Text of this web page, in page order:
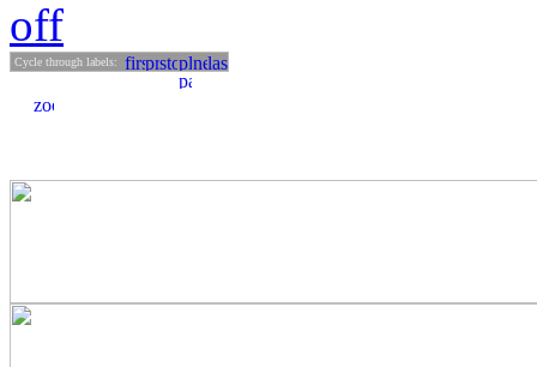
off
Cycle through labels: